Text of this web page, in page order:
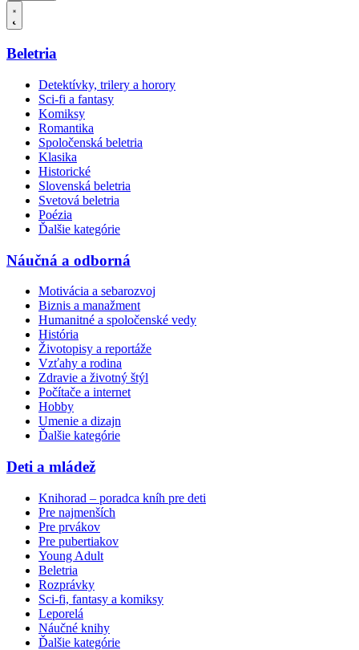
Beletria
Detektívky, trilery a horory
Sci-fi a fantasy
Komiksy
Romantika
Spoločenská beletria
Klasika
Historické
Slovenská beletria
Svetová beletria
Poézia
Ďalšie kategórie
Náučná a odborná
Motivácia a sebarozvoj
Biznis a manažment
Humanitné a spoločenské vedy
História
Životopisy a reportáže
Vzťahy a rodina
Zdravie a životný štýl
Počítače a internet
Hobby
Umenie a dizajn
Ďalšie kategórie
Deti a mládež
Knihorad – poradca kníh pre deti
Pre najmenších
Pre prvákov
Pre pubertiakov
Young Adult
Beletria
Rozprávky
Sci-fi, fantasy a komiksy
Leporelá
Náučné knihy
Ďalšie kategórie